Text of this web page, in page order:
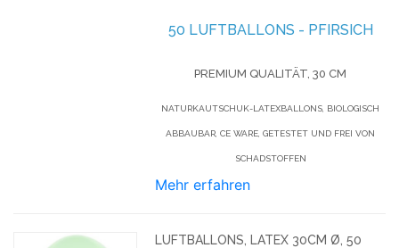
50 LUFTBALLONS - PFIRSICH
PREMIUM QUALITÄT, 30 CM
NATURKAUTSCHUK-LATEXBALLONS, BIOLOGISCH
ABBAUBAR, CE WARE, GETESTET UND FREI VON
SCHADSTOFFEN
Mehr erfahren
LUFTBALLONS, LATEX 30CM Ø, 50